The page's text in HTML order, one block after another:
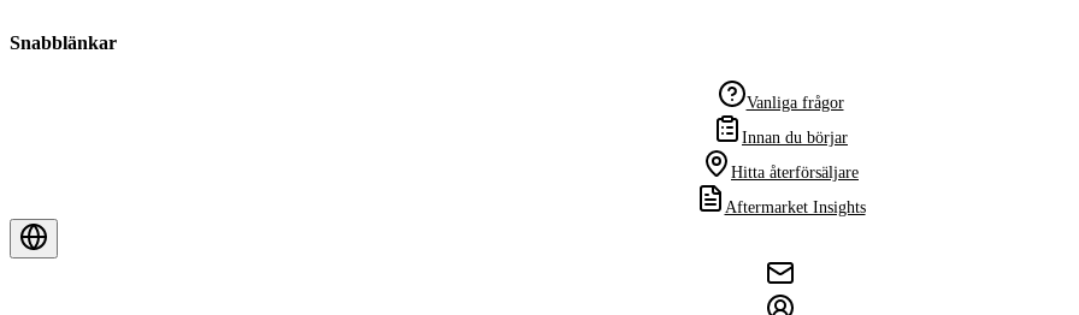
Snabblänkar
Vanliga frågor
Innan du börjar
Hitta återförsäljare
Aftermarket Insights